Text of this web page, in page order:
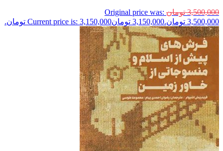
3,500,000 تومان Original price was:
3,500,000 تومان.
3,150,000 تومانCurrent price is: 3,150,000 تومان.